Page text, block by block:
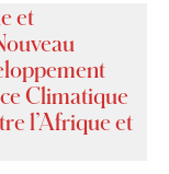
et
Climatique
l’Afrique et